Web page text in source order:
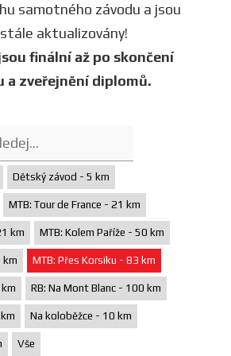
samotného závodu a jsou
aktualizovány!
finální až po skončení
a zveřejnění diplomů.
Dětský závod - 5 km
MTB: Tour de France - 21 km
km MTB: Kolem Paříže - 50 km
km MTB: Přes Korsiku - 83 km
RB: Na Mont Blanc - 100 km
Na koloběžce - 10 km
Vše